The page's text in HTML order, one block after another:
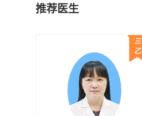
推荐医生
三
乙